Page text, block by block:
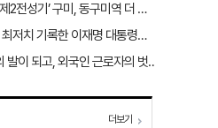
공항 늦어져도 길은 먼저…‘제2전성기’ 구미, 동구미역 더 절실
[뉴스 분석] 취임 후 지지율 최저치 기록한 이재명 대통령…왜?
[이통장 발언대] “어르신의 발이 되고, 외국인 근로자의 벗이 되고”…박상철 이장의 ‘사람 농사’
더보기